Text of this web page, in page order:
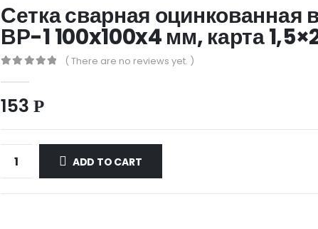
Сетка сварная оцинкованная
ВР-1 100x100x4 мм, карта
( There are no reviews yet. )
153 Р
ADD TO CART